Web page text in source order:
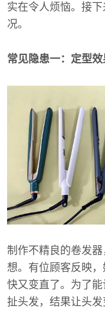
实在令人烦恼。接
况。
常见隐患一：定型
制作不精良的卷发
想。有位顾客反映
快又变直了。为了
扯头发，结果让头